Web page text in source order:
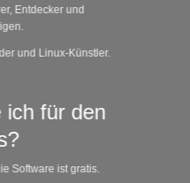
Entdecker und
und Linux-Künstler.
ich für den
Software ist gratis.